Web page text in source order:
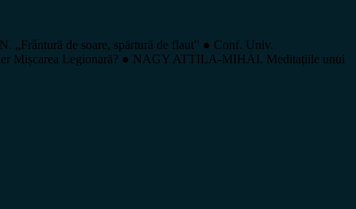
de soare, spărtură de flaut” ● Conf. Univ.
Mișcarea Legionară? ● NAGY ATTILA-MIHAI. Meditațiile unui